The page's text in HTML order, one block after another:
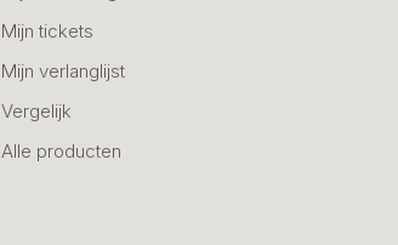
Mijn tickets
Mijn verlanglijst
Vergelijk
Alle producten